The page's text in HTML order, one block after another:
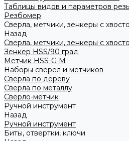
Таблицы видов и параметров
Резбомер
Сверла, метчики, зенкеры с
Назад
Сверла, метчики, зенкеры с
Зенкер HSS/90 град
Метчик HSS-G М
Наборы сверел и метчиков
Сверла по дереву
Сверла по металлу
Сверло-метчик
Ручной инструмент
Назад
Ручной инструмент
Биты, отвертки, ключи